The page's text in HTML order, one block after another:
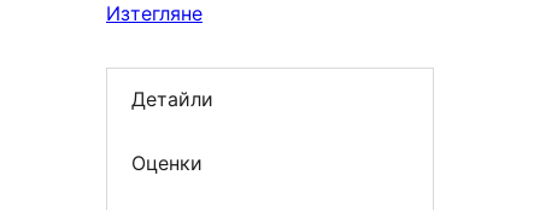
Изтегляне
Детайли
Оценки